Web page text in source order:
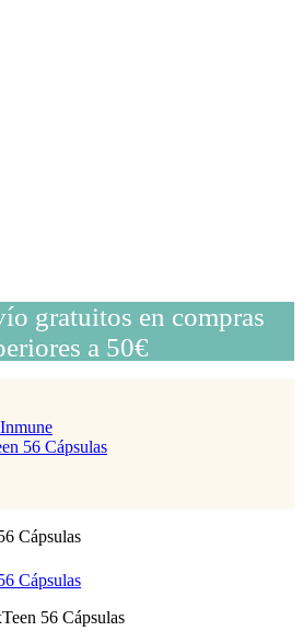
gratuitos en compras
a 50€
56 Cápsulas